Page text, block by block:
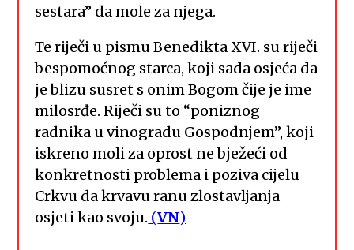
sestara” da mole za njega.
Te riječi u pismu Benedikta XVI. su riječi
bespomoćnog starca, koji sada osjeća da
je blizu susret s onim Bogom čije je ime
milosrđe. Riječi su to “poniznog
radnika u vinogradu Gospodnjem”, koji
iskreno moli za oprost ne bježeći od
konkretnosti problema i poziva cijelu
Crkvu da krvavu ranu zlostavljanja
osjeti kao svoju. (VN)